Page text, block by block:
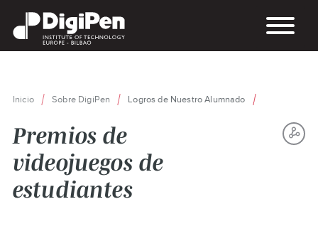
contenido
principal
Ruta
de
navegación
Inicio Sobre DigiPen Logros de Nuestro Alumnado
Premios de
videojuegos de
estudiantes